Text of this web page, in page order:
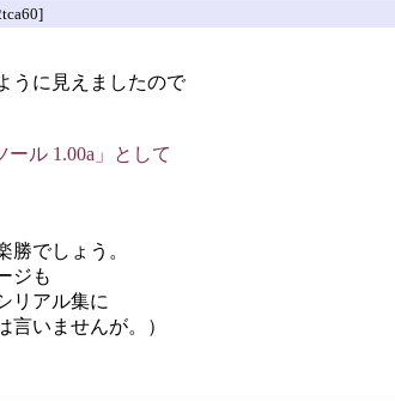
うに見えましたので
ル 1.00a」として
でしょう。
ジも
リアル集に
いませんが。）